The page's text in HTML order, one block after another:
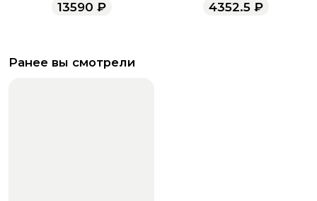
13590 ₽ 4352.5₽
Ранее вы смотрели